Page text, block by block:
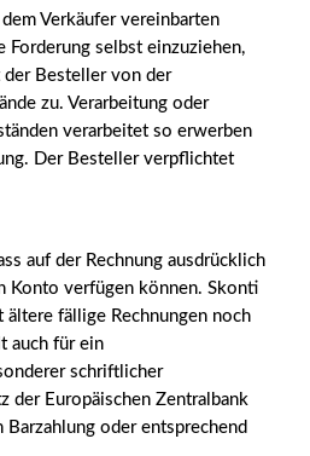
Verkäufer vereinbarten
Forderung selbst einzuziehen,
Besteller von der
zu. Verarbeitung oder
verarbeitet so erwerben
Der Besteller verpflichtet
auf der Rechnung ausdrücklich
Konto verfügen können. Skonti
ältere fällige Rechnungen noch
auch für ein
schriftlicher
der Europäischen Zentralbank
oder entsprechend